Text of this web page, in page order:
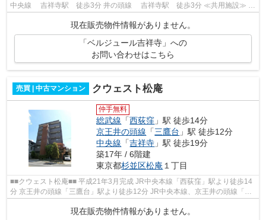
中央線 吉祥寺駅 徒歩3分 井の頭線 吉祥寺駅 徒歩3分 ≪共用施設≫ オ
ートロック 防犯カメラ 宅配BOX ...
現在販売物件情報がありません。
「ベルジュール吉祥寺」への
お問い合わせはこちら
売買 | 中古マンション クウェスト松庵
仲手無料
総武線 「西荻窪 」駅 徒歩14分
京王井の頭線 「三鷹台 」駅 徒歩12分
中央線 「吉祥寺 」駅 徒歩19分
築17年 / 6階建
東京都杉並区松庵 １丁目
■■クウェスト松庵■■ 平成21年3月完成 JR中央本線「西荻窪」駅より徒歩14
分 京王井の頭線「三鷹台」駅より徒歩12分 JR中央本線、京王井の頭線「吉
現在販売物件情報がありません。